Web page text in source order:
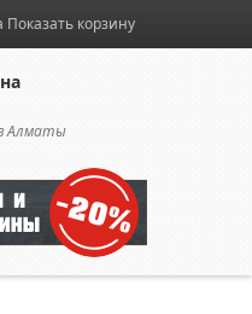
Показать корзину
Алматы